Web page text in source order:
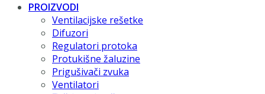
PROIZVODI
Ventilacijske rešetke
Difuzori
Regulatori protoka
Protukišne žaluzine
Prigušivači zvuka
Ventilatori